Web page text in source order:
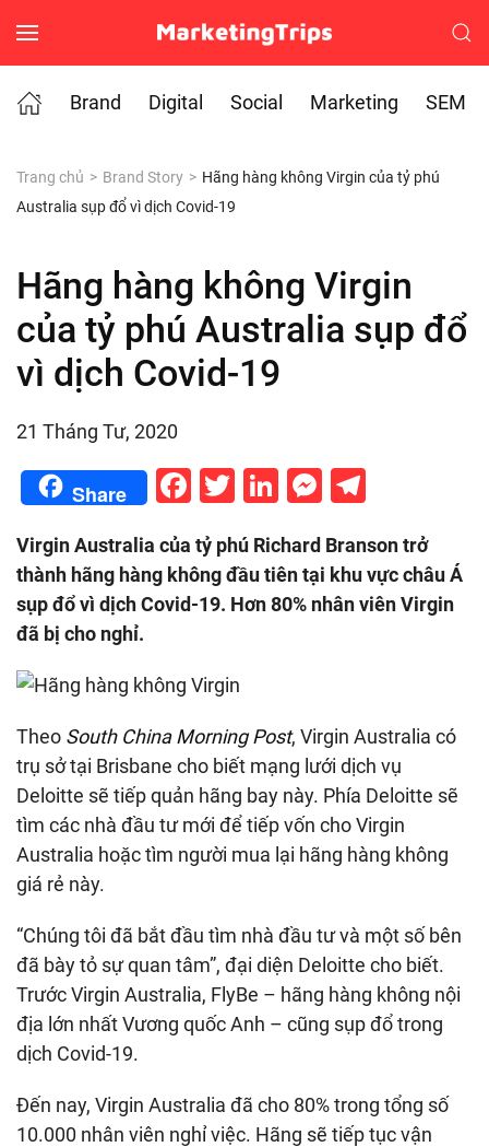
Skip to main content
Brand
Digital Social Marketing SEM
Trang chủ Brand Story
Hãng hàng không Virgin của tỷ phú
Australia sụp đổ vì dịch Covid-19
Hãng hàng không Virgin
của tỷ phú Australia sụp đổ
vì dịch Covid-19
21 Tháng Tư, 2020
Share Facebook
Twitter
LinkedIn
Virgin Australia của tỷ phú Richard Branson trở
thành hãng hàng không đầu tiên tại khu vực châu Á
sụp đổ vì dịch Covid-19. Hơn 80% nhân viên Virgin
đã bị cho nghỉ.
Theo South China Morning Post, Virgin Australia có
trụ sở tại Brisbane cho biết mạng lưới dịch vụ
Deloitte sẽ tiếp quản hãng bay này. Phía Deloitte sẽ
tìm các nhà đầu tư mới để tiếp vốn cho Virgin
Australia hoặc tìm người mua lại hãng hàng không
giá rẻ này.
“Chúng tôi đã bắt đầu tìm nhà đầu tư và một số bên
đã bày tỏ sự quan tâm”, đại diện Deloitte cho biết.
Trước Virgin Australia, FlyBe – hãng hàng không nội
địa lớn nhất Vương quốc Anh – cũng sụp đổ trong
dịch Covid-19.
Đến nay, Virgin Australia đã cho 80% trong tổng số
10.000 nhân viên nghỉ việc. Hãng sẽ tiếp tục vận